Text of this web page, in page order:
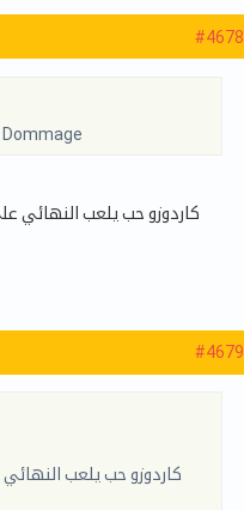
#4678
كاردوزو حب يلعب النهائي
#4679
كاردوزو حب يلعب